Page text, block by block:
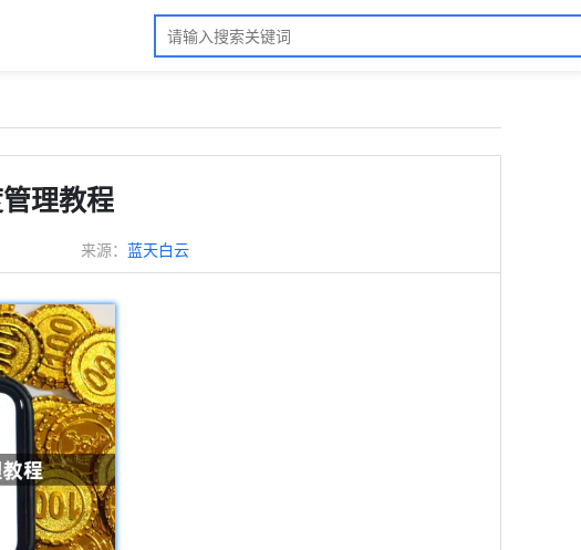
理教程
来源： 蓝天白云